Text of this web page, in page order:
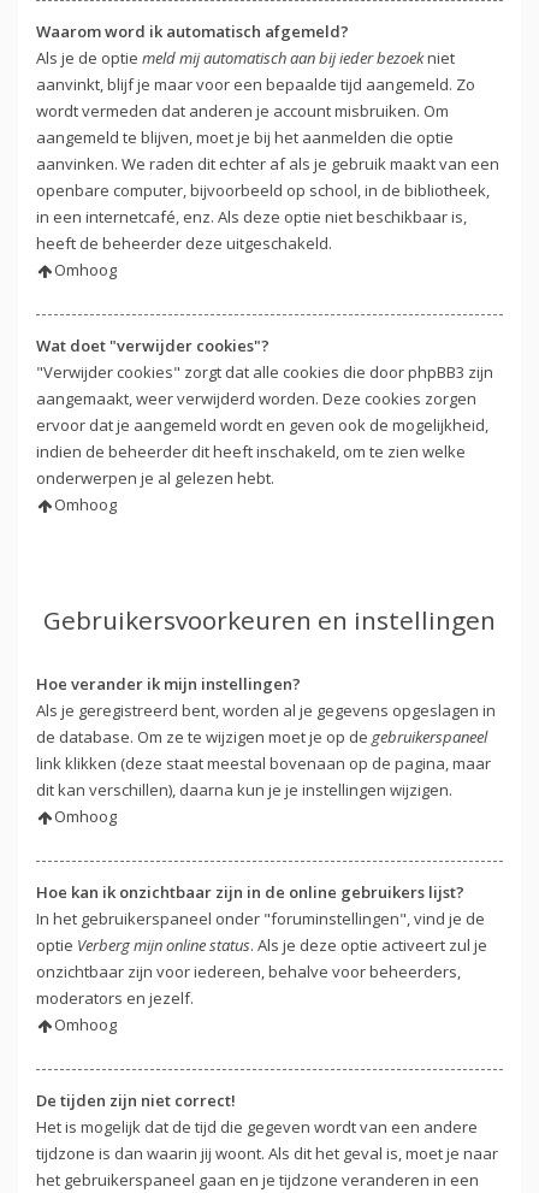
Waarom word ik automatisch afgemeld?
Als je de optie meld mij automatisch aan bij ieder bezoekniet
aanvinkt, blijf je maar voor een bepaalde tijd aangemeld. Zo
wordt vermeden dat anderen je account misbruiken. Om
aangemeld te blijven, moet je bij het aanmelden die optie
aanvinken. We raden dit echter af als je gebruik maakt van een
openbare computer, bijvoorbeeld op school, in de bibliotheek,
in een internetcafé, enz. Als deze optie niet beschikbaar is,
heeft de beheerder deze uitgeschakeld.
Omhoog
Wat doet "verwijder cookies"?
"Verwijder cookies" zorgt dat alle cookies die door phpBB3 zijn
aangemaakt, weer verwijderd worden. Deze cookies zorgen
ervoor dat je aangemeld wordt en geven ook de mogelijkheid,
indien de beheerder dit heeft inschakeld, om te zien welke
onderwerpen je al gelezen hebt.
Omhoog
Gebruikersvoorkeuren en instellingen
Hoe verander ik mijn instellingen?
Als je geregistreerd bent, worden al je gegevens opgeslagen in
de database. Om ze te wijzigen moet je op de gebruikerspaneel
link klikken (deze staat meestal bovenaan op de pagina, maar
dit kan verschillen), daarna kun je je instellingen wijzigen.
Omhoog
Hoe kan ik onzichtbaar zijn in de online gebruikers lijst?
In het gebruikerspaneel onder "foruminstellingen", vind je de
optie Verberg mijn online status. Als je deze optie activeert zul je
onzichtbaar zijn voor iedereen, behalve voor beheerders,
moderators en jezelf.
Omhoog
De tijden zijn niet correct!
Het is mogelijk dat de tijd die gegeven wordt van een andere
tijdzone is dan waarin jij woont. Als dit het geval is, moet je naar
het gebruikerspaneel gaan en je tijdzone veranderen in een